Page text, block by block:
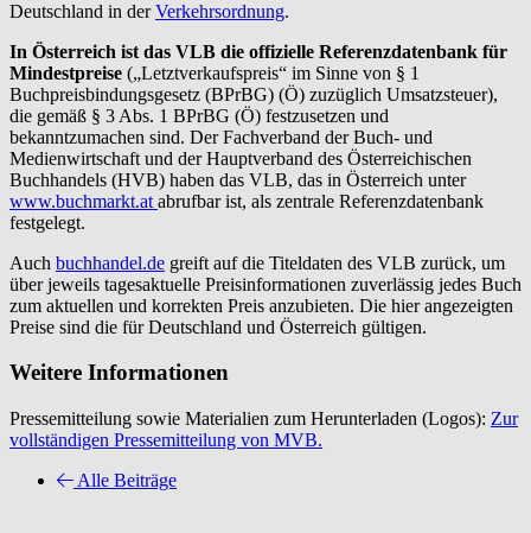
Deutschland in derVerkehrsordnung.
In Österreich ist das VLB die offizielle Referenzdatenbank für
Mindestpreise („Letztverkaufspreis“ im Sinne von § 1
Buchpreisbindungsgesetz (BPrBG) (Ö) zuzüglich Umsatzsteuer),
die gemäß § 3 Abs. 1 BPrBG (Ö) festzusetzen und
bekanntzumachen sind. Der Fachverband der Buch- und
Medienwirtschaft und der Hauptverband des Österreichischen
Buchhandels (HVB) haben das VLB, das in Österreich unter
www.buchmarkt.at abrufbar ist, als zentrale Referenzdatenbank
festgelegt.
Auch buchhandel.de greift auf die Titeldaten des VLB zurück, um
über jeweils tagesaktuelle Preisinformationen zuverlässig jedes Buch
zum aktuellen und korrekten Preis anzubieten. Die hier angezeigten
Preise sind die für Deutschland und Österreich gültigen.
Weitere Informationen
Pressemitteilung sowie Materialien zum Herunterladen (Logos): Zur
vollständigen Pressemitteilung von MVB.
Alle Beiträge